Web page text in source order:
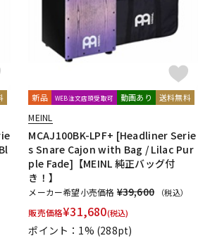
新品 WEB注文店頭受取可 動画あり 送料無料
MEINL
MCAJ100BK-LPF+ [Headliner Serie
s Snare Cajon with Bag / Lilac Pur
ple Fade]【MEINL 純正バッグ付
き！】
メーカー希望小売価格 ¥39,600 （税込）
販売価格¥31,680(税込)
ポイント：1% (288pt)